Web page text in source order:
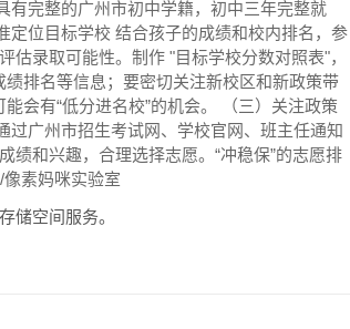
有完整的广州市初中学籍，初中三年完整就
位目标学校 结合孩子的成绩和校内排名，参
录取可能性。制作 "目标学校分数对照表"，
排名等信息；要密切关注新校区和新政策带
会有“低分进名校”的机会。 （三）关注政策
广州市招生考试网、学校官网、班主任通知
绩和兴趣，合理选择志愿。“冲稳保”的志愿排
像素妈咪实验室
储空间服务。